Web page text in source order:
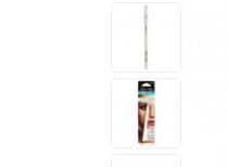
Rouge à Lèvres